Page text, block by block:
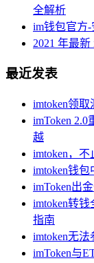
全解析
im钱包官方-
2021 年最
最近发表
imtoken领
imToken
越
imtoken，
imtoken钱
imToken出
imtoken转
指南
imtoken无
imToken与